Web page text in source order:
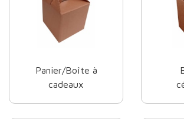
Panier/Boîte à
cadeaux